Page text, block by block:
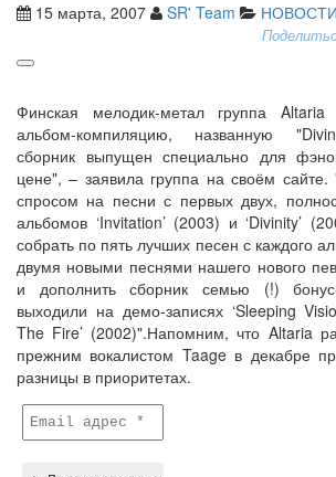
15 марта, 2007 SR' Team НОВОСТИ
Финская мелодик-метал группа
альбом-компиляцию, названную
сборник выпущен специально для
цене", – заявила группа на своём
спросом на песни с первых двух,
альбомов ‘Invitation’ (2003) и ‘Divinity’
собрать по пять лучших песен с каждого
двумя новыми песнями нашего нового
и дополнить сборник семью (!)
выходили на демо-записях ‘Sleeping
The Fire’ (2002)".Напомним, что Altaria
прежним вокалистом Taage в декабре
разницы в приоритетах.